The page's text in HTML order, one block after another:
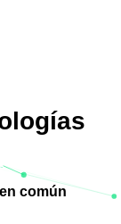
común